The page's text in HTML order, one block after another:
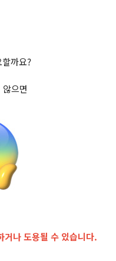
까요?
으면
거나 도용될 수 있습니다.